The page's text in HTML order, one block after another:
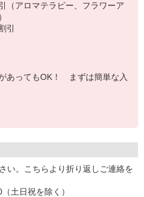
（アロマテラピー、フラワーア
引
ってもOK！ まずは簡単な入
い。こちらより折り返しご連絡を
土日祝を除く）